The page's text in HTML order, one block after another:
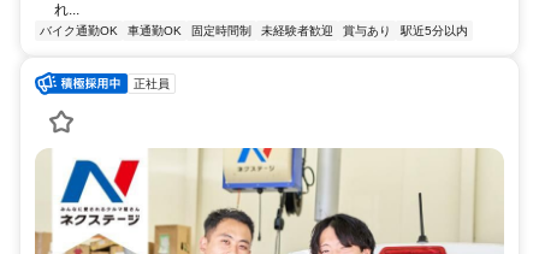
れ...
バイク通勤OK 車通勤OK 固定時間制 未経験者歓迎 賞与あり 駅近5分以内
正社員